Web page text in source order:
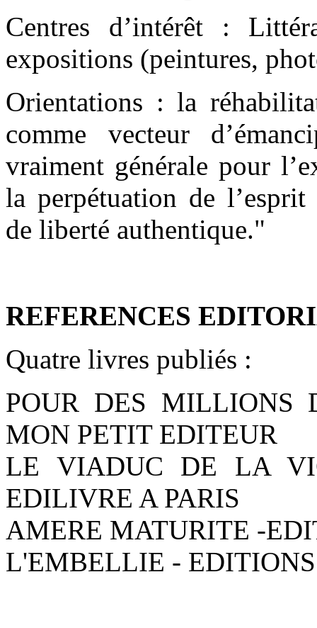
Centres d’intérêt :
expositions (peintures,
Orientations : la
comme vecteur
vraiment générale pour
la perpétuation de
de liberté authentique."
REFERENCES
Quatre livres publiés :
POUR DES MILLIONS
MON PETIT EDITEUR
LE VIADUC DE LA
EDILIVRE A PARIS
AMERE MATURITE -
L'EMBELLIE -